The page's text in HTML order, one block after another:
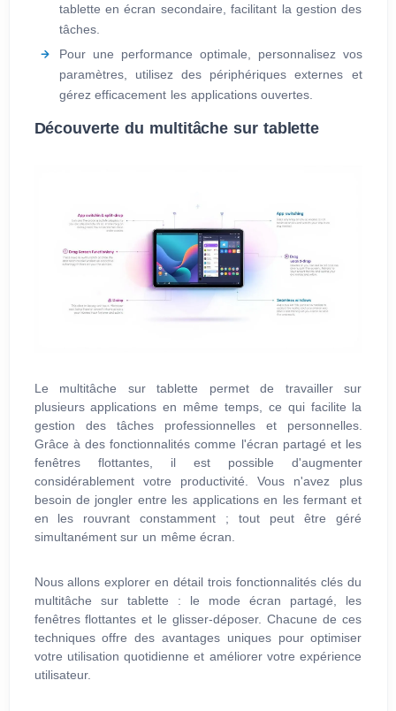
tablette en écran secondaire, facilitant la gestion des
tâches.
Pour une performance optimale, personnalisez vos
paramètres, utilisez des périphériques externes et
gérez efficacement les applications ouvertes.
Découverte du multitâche sur tablette
Le multitâche sur tablette permet de travailler sur
plusieurs applications en même temps, ce qui facilite la
gestion des tâches professionnelles et personnelles.
Grâce à des fonctionnalités comme l'écran partagé et les
fenêtres flottantes, il est possible d'augmenter
considérablement votre productivité. Vous n'avez plus
besoin de jongler entre les applications en les fermant et
en les rouvrant constamment ; tout peut être géré
simultanément sur un même écran.
Nous allons explorer en détail trois fonctionnalités clés du
multitâche sur tablette : le mode écran partagé, les
fenêtres flottantes et le glisser-déposer. Chacune de ces
techniques offre des avantages uniques pour optimiser
votre utilisation quotidienne et améliorer votre expérience
utilisateur.